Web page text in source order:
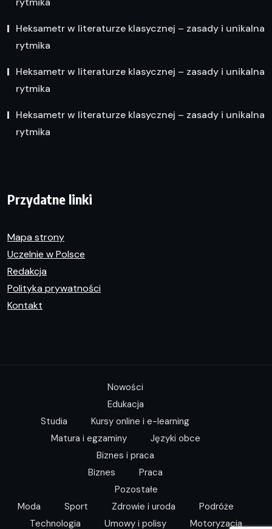
Heksametr w literaturze klasycznej – zasady i unikalna
rytmika
Heksametr w literaturze klasycznej – zasady i unikalna
rytmika
Heksametr w literaturze klasycznej – zasady i unikalna
rytmika
Przydatne linki
Mapa strony
Uczelnie w Polsce
Redakcja
Polityka prywatności
Kontakt
Nowości
Edukacja
Studia
Kursy online i e-learning
Matura i egzaminy
Języki obce
Biznes i praca
Biznes
Praca
Pozostałe
Moda
Sport Zdrowie i uroda
Podróże
Technologia
Umowy i polisy Motoryzacja